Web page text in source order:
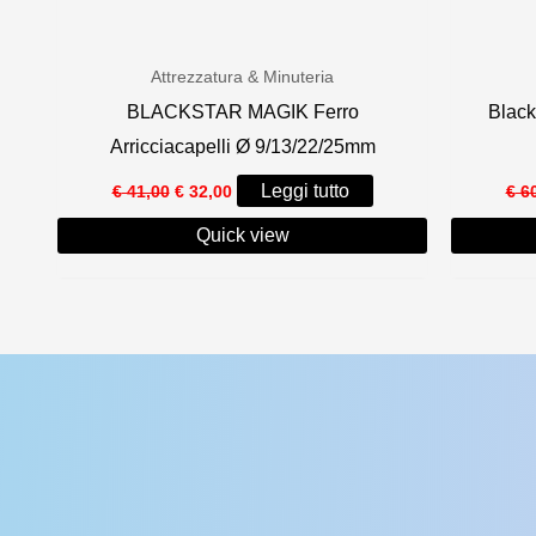
Attrezzatura & Minuteria
BLACKSTAR MAGIK Ferro
Arricciacapelli Ø 9/13/22/25mm
€41,00 Il
prezzo
originale
era:
€32,00Il
prezzo
attuale
è:
Leggi tutto
Quick view
€